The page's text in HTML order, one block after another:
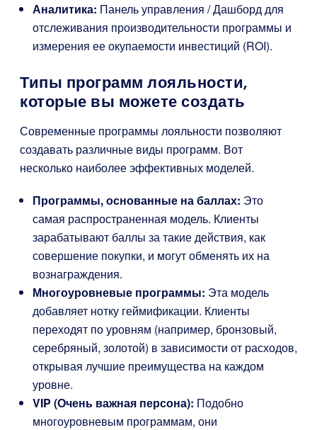
Аналитика: Панель управления / Дашборд для
отслеживания производительности программы и
измерения ее окупаемости инвестиций (ROI).
Типы программ лояльности,
которые вы можете создать
Современные программы лояльности позволяют
создавать различные виды программ. Вот
несколько наиболее эффективных моделей.
Программы, основанные на баллах: Это
самая распространенная модель. Клиенты
зарабатывают баллы за такие действия, как
совершение покупки, и могут обменять их на
вознаграждения.
Многоуровневые программы: Эта модель
добавляет нотку геймификации. Клиенты
переходят по уровням (например, бронзовый,
серебряный, золотой) в зависимости от расходов,
открывая лучшие преимущества на каждом
уровне.
VIP (Очень важная персона): Подобно
многоуровневым программам, они